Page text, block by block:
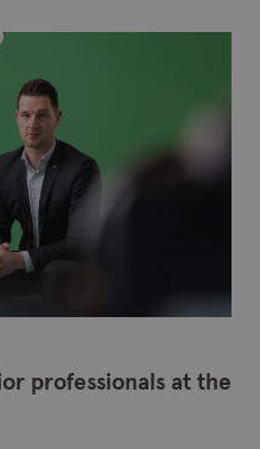
professionals at the